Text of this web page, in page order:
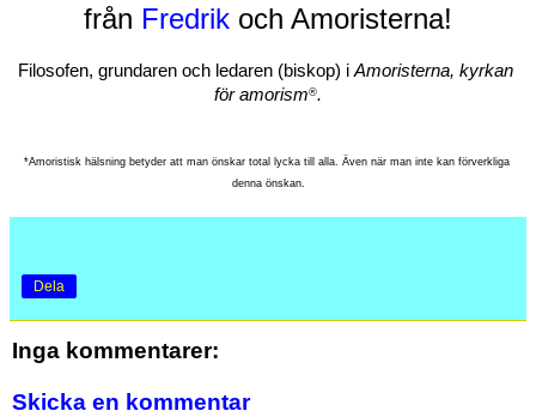
från Fredrik och Amoristerna!
Filosofen, grundaren och ledaren (biskop) i Amoristerna, kyrkan
för amorism®.
*Amoristisk hälsning betyder att man önskar total lycka till alla. Även när man inte kan förverkliga
denna önskan.
Dela
Inga kommentarer:
Skicka en kommentar